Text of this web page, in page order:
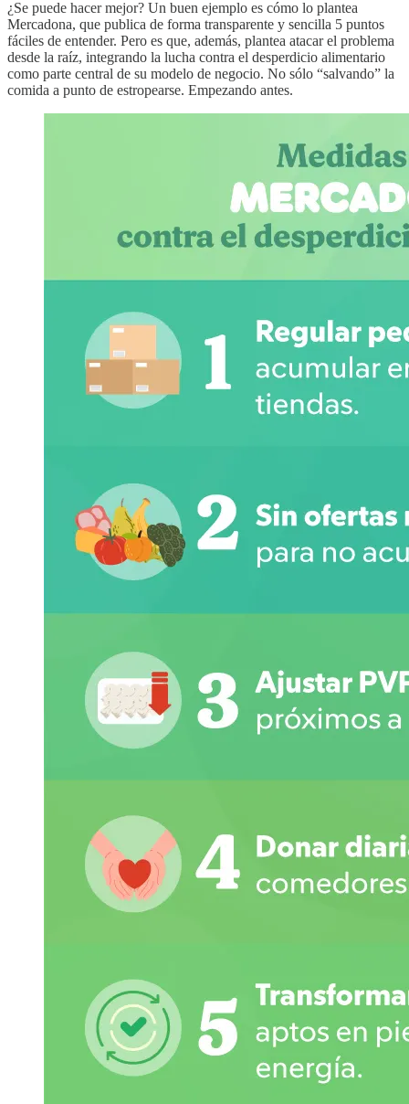
¿Se puede hacer mejor? Un buen ejemplo es cómo lo plantea
Mercadona, que publica de forma transparente y sencilla 5 puntos
fáciles de entender. Pero es que, además, plantea atacar el problema
desde la raíz, integrando la lucha contra el desperdicio alimentario
como parte central de su modelo de negocio. No sólo “salvando” la
comida a punto de estropearse. Empezando antes.